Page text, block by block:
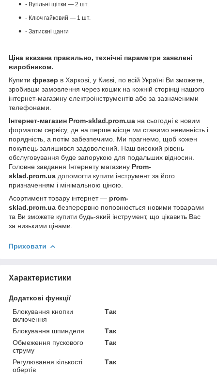
- Вугільні щітки — 2 шт.
- Ключ гайковий — 1 шт.
- Затискні цанги
Ціна вказана правильно, технічні параметри заявлені
виробником.
Купити фрезер в Харкові, у Києві, по всій Україні Ви зможете,
зробивши замовлення через кошик на кожній сторінці нашого
інтернет-магазину електроінструментів або за зазначеними
телефонами.
Інтернет-магазин Prom-sklad.prom.ua на сьогодні є новим
форматом сервісу, де на перше місце ми ставимо невинність і
порядність, а потім забезпечимо. Ми прагнемо, щоб кожен
покупець залишився задоволений. Наш високий рівень
обслуговування буде запорукою для подальших відносин.
Головне завдання Інтернету магазину Prom-
sklad.prom.ua допомогти купити інструмент за його
призначенням і мінімальною ціною.
Асортимент товару інтернет — prom-
sklad.prom.ua безперервно поповнюється новими товарами
та Ви зможете купити будь-який інструмент, що цікавить Вас
за низькими цінами.
Приховати
Характеристики
Додаткові функції
Блокування кнопки
включення
Так
Блокування шпинделя
Так
Обмеження пускового
струму
Так
Регулювання кількості
обертів
Так